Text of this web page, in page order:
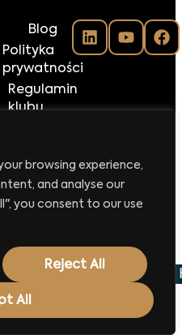
browsing experience,
and analyse our
you consent to our use
Reject All
All
Blog
Polityka
prywatności
Regulamin
klubu
Kontakt
2026 Europejskie